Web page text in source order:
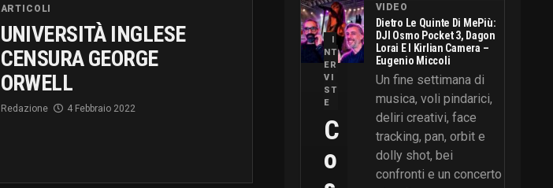
ARTICOLI
UNIVERSITÀ INGLESE
CENSURA GEORGE
ORWELL
Redazione 4 Febbraio 2022
VIDEO
Dietro Le Quinte Di MePiù:
DJI Osmo Pocket 3, Dagon
Lorai E I Kirlian Camera –
Eugenio Miccoli
Un fine settimana di
musica, voli pindarici,
deliri creativi, face
tracking, pan, orbit e
dolly shot, bei
confronti e un concerto
I
NT
ER
VI
ST
E
C
O